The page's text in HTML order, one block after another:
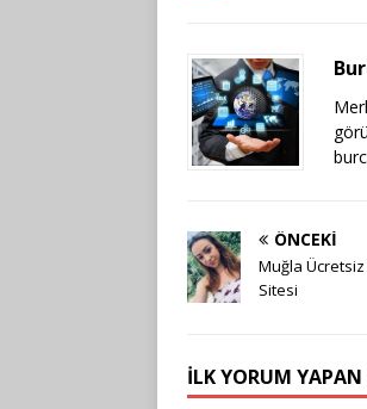
ÖNCEKI
Muğla
Sitesi
İLK YORUM